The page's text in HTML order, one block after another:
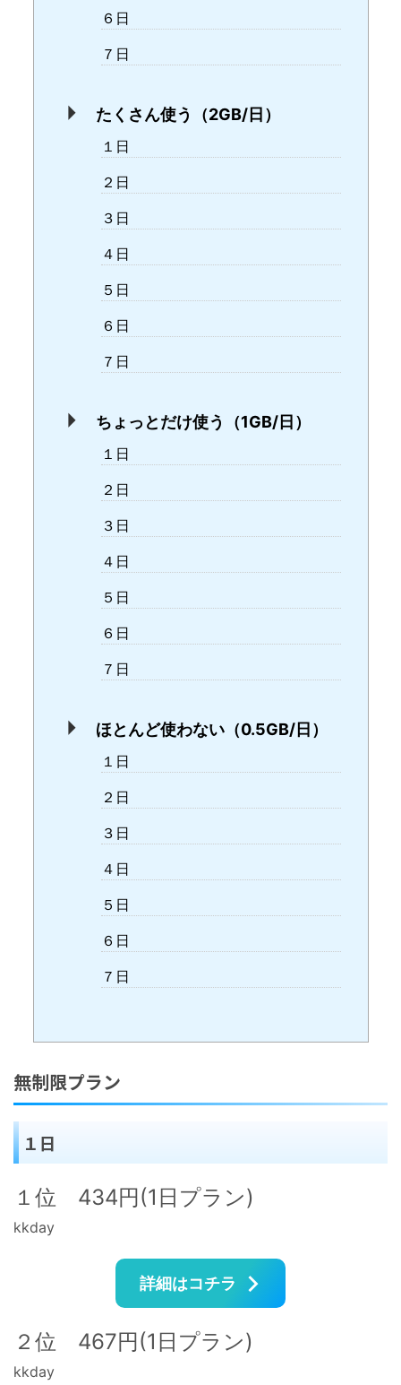
６日
７日
たくさん使う（2GB/日）
１日
２日
３日
４日
５日
６日
７日
ちょっとだけ使う（1GB/日）
１日
２日
３日
４日
５日
６日
７日
ほとんど使わない（0.5GB/日）
１日
２日
３日
４日
５日
６日
７日
無制限プラン
１日
１位 434円(1日プラン)
kkday
詳細はコチラ
２位 467円(1日プラン)
kkday